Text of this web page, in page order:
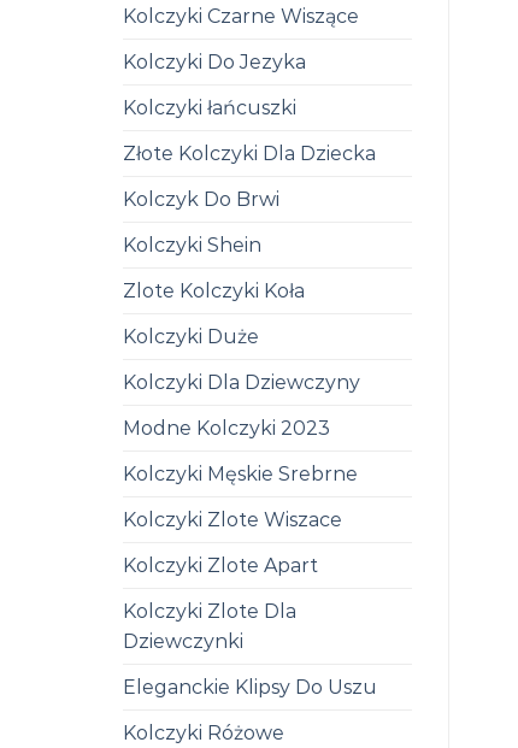
Kolczyki Czarne Wiszące
Kolczyki Do Jezyka
Kolczyki łańcuszki
Złote Kolczyki Dla Dziecka
Kolczyk Do Brwi
Kolczyki Shein
Zlote Kolczyki Koła
Kolczyki Duże
Kolczyki Dla Dziewczyny
Modne Kolczyki 2023
Kolczyki Męskie Srebrne
Kolczyki Zlote Wiszace
Kolczyki Zlote Apart
Kolczyki Zlote Dla
Dziewczynki
Eleganckie Klipsy Do Uszu
Kolczyki Różowe